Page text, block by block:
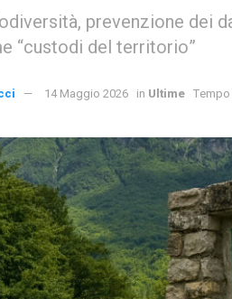
prevenzione dei
“custodi del territorio”
14 Maggio 2026 in Ultime